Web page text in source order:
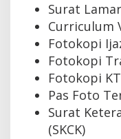
Surat
Curriculum
Fotokopi
Fotokopi
Fotokopi
Pas Foto
Surat
(SKCK)